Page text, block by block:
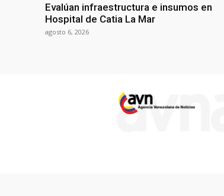
Evalúan infraestructura e insumos en
Hospital de Catia La Mar
agosto 6, 2026